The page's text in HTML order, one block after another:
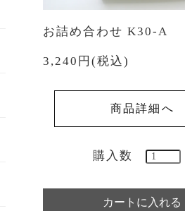
お詰め合わせ K30-A
3,240円(税込)
商品詳細へ
購入数